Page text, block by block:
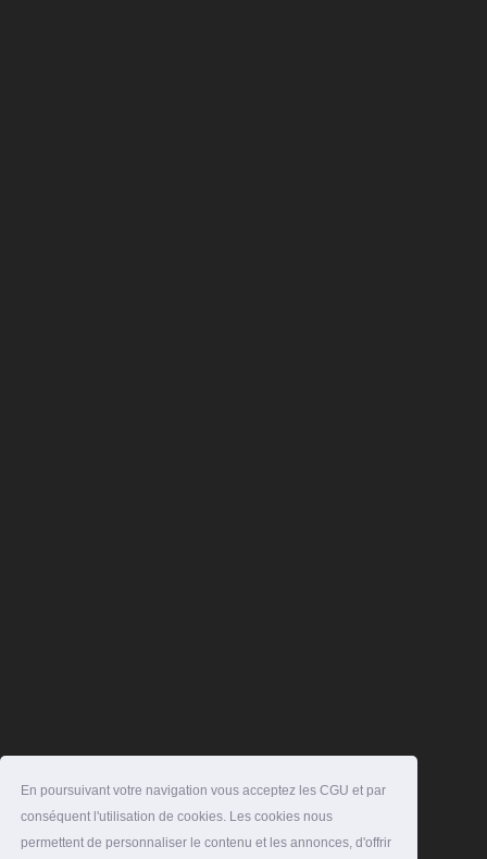
En poursuivant votre navigation vous acceptez les CGU et par
conséquent l'utilisation de cookies. Les cookies nous
permettent de personnaliser le contenu et les annonces, d'offrir